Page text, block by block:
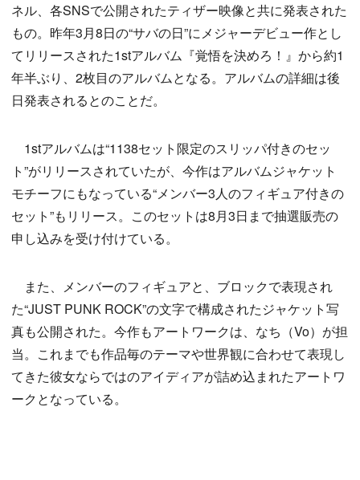
ネル、各SNSで公開されたティザー映像と共に発表された
もの。昨年3月8日の“サバの日”にメジャーデビュー作とし
てリリースされた1stアルバム『覚悟を決めろ！』から約1
年半ぶり、2枚目のアルバムとなる。アルバムの詳細は後
日発表されるとのことだ。
1stアルバムは“1138セット限定のスリッパ付きのセッ
ト”がリリースされていたが、今作はアルバムジャケット
モチーフにもなっている“メンバー3人のフィギュア付きの
セット”もリリース。このセットは8月3日まで抽選販売の
申し込みを受け付けている。
また、メンバーのフィギュアと、ブロックで表現され
た“JUST PUNK ROCK”の文字で構成されたジャケット写
真も公開された。今作もアートワークは、なち（Vo）が担
当。これまでも作品毎のテーマや世界観に合わせて表現し
てきた彼女ならではのアイディアが詰め込まれたアートワ
ークとなっている。